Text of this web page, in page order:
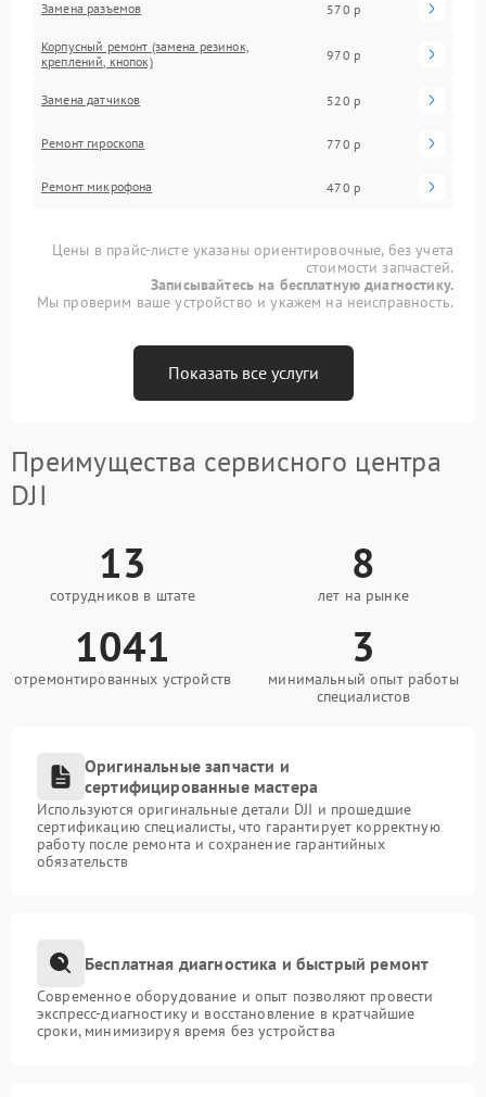
Замена разъемов 570 р
Корпусный ремонт (замена резинок,
креплений, кнопок)
970 р
Замена датчиков 520 р
Ремонт гироскопа 770 р
Ремонт микрофона 470 р
Цены в прайс-листе указаны ориентировочные, без учета
стоимости запчастей.
Записывайтесь на бесплатную диагностику.
Мы проверим ваше устройство и укажем на неисправность.
Показать все услуги
Преимущества сервисного центра
DJI
13
сотрудников в штате
8
лет на рынке
1041
отремонтированных устройств
3
минимальный опыт работы
специалистов
Оригинальные запчасти и
сертифицированные мастера
Используются оригинальные детали DJI и прошедшие
сертификацию специалисты, что гарантирует корректную
работу после ремонта и сохранение гарантийных
обязательств
Бесплатная диагностика и быстрый ремонт
Современное оборудование и опыт позволяют провести
экспресс-диагностику и восстановление в кратчайшие
сроки, минимизируя время без устройства